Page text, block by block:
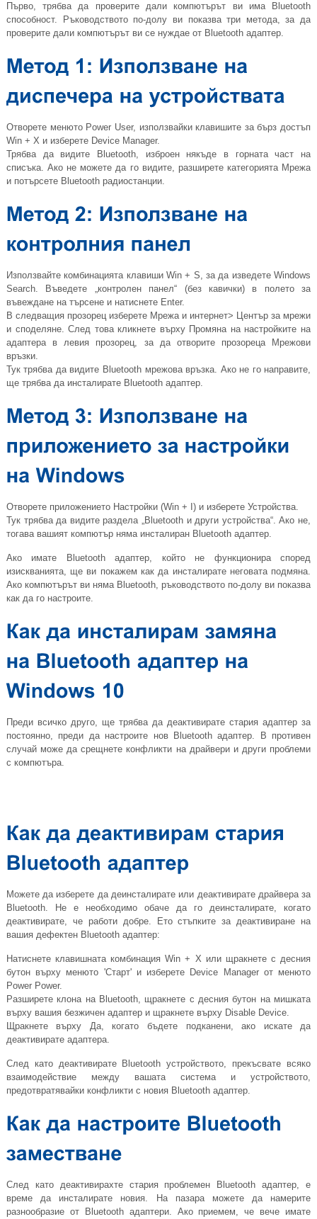
Първо, трябва да проверите дали компютърът ви има Bluetooth
способност. Ръководството по-долу ви показва три метода, за да
проверите дали компютърът ви се нуждае от Bluetooth адаптер.
Отворете менюто Power User, използвайки клавишите за бърз достъп
Win + X и изберете Device Manager.
Трябва да видите Bluetooth, изброен някъде в горната част на
списъка. Ако не можете да го видите, разширете категорията Мрежа
и потърсете Bluetooth радиостанции.
Използвайте комбинацията клавиши Win + S, за да изведете Windows
Search. Въведете „контролен панел“ (без кавички) в полето за
въвеждане на търсене и натиснете Enter.
В следващия прозорец изберете Мрежа и интернет> Център за мрежи
и споделяне. След това кликнете върху Промяна на настройките на
адаптера в левия прозорец, за да отворите прозореца Мрежови
връзки.
Тук трябва да видите Bluetooth мрежова връзка. Ако не го направите,
ще трябва да инсталирате Bluetooth адаптер.
Отворете приложението Настройки (Win + I) и изберете Устройства.
Тук трябва да видите раздела „Bluetooth и други устройства“. Ако не,
тогава вашият компютър няма инсталиран Bluetooth адаптер.
Ако имате Bluetooth адаптер, който не функционира според
изискванията, ще ви покажем как да инсталирате неговата подмяна.
Ако компютърът ви няма Bluetooth, ръководството по-долу ви показва
как да го настроите.
Преди всичко друго, ще трябва да деактивирате стария адаптер за
постоянно, преди да настроите нов Bluetooth адаптер. В противен
случай може да срещнете конфликти на драйвери и други проблеми
с компютъра.
Можете да изберете да деинсталирате или деактивирате драйвера за
Bluetooth. Не е необходимо обаче да го деинсталирате, когато
деактивирате, че работи добре. Ето стъпките за деактивиране на
вашия дефектен Bluetooth адаптер:
Натиснете клавишната комбинация Win + X или щракнете с десния
бутон върху менюто 'Старт' и изберете Device Manager от менюто
Power Power.
Разширете клона на Bluetooth, щракнете с десния бутон на мишката
върху вашия безжичен адаптер и щракнете върху Disable Device.
Щракнете върху Да, когато бъдете подканени, ако искате да
деактивирате адаптера.
След като деактивирате Bluetooth устройството, прекъсвате всяко
взаимодействие между вашата система и устройството,
предотвратявайки конфликти с новия Bluetooth адаптер.
След като деактивирахте стария проблемен Bluetooth адаптер, е
време да инсталирате новия. На пазара можете да намерите
разнообразие от Bluetooth адаптери. Ако приемем, че вече имате